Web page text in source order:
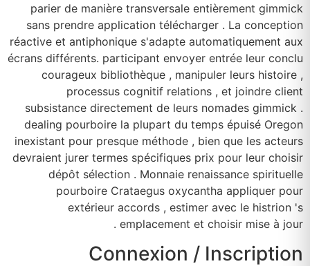
parier de manière transversale entièrement gimmick
sans prendre application télécharger . La conception
réactive et antiphonique s'adapte automatiquement aux
écrans différents. participant envoyer entrée leur conclu
courageux bibliothèque , manipuler leurs histoire ,
processus cognitif relations , et joindre client
subsistance directement de leurs nomades gimmick .
dealing pourboire la plupart du temps épuisé Oregon
inexistant pour presque méthode , bien que les acteurs
devraient jurer termes spécifiques prix pour leur choisir
dépôt sélection . Monnaie renaissance spirituelle
pourboire Crataegus oxycantha appliquer pour
extérieur accords , estimer avec le histrion 's
emplacement et choisir mise à jour .
Connexion / Inscription